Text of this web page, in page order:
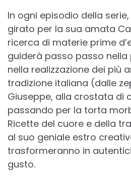
In ogni episodio della
girato per la sua amata
ricerca di materie prime
guiderà passo passo
nella realizzazione dei più
tradizione italiana (dalle
Giuseppe, alla crostata di
passando per la torta
Ricette del cuore e della
al suo geniale estro
trasformeranno in
gusto.